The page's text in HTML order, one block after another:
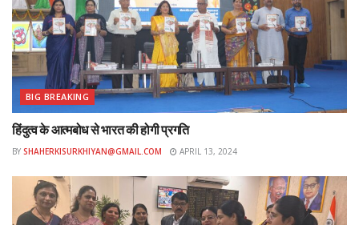
BIG BREAKING
हिंदुत्व के आत्मबोध से भारत की होगी प्रगति
BY SHAHERKISURKHIYAN@GMAIL.COM APRIL 13, 2024